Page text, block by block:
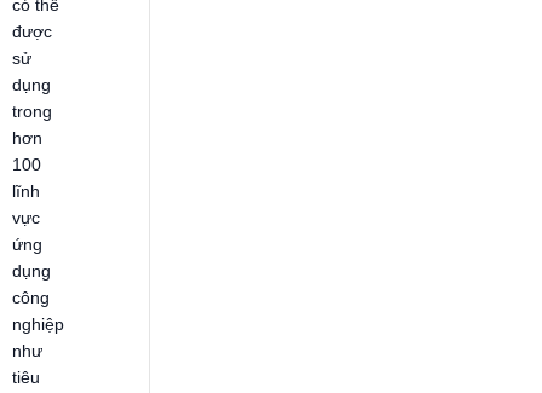
có thể
được
sử
dụng
trong
hơn
100
lĩnh
vực
ứng
dụng
công
nghiệp
như
tiêu